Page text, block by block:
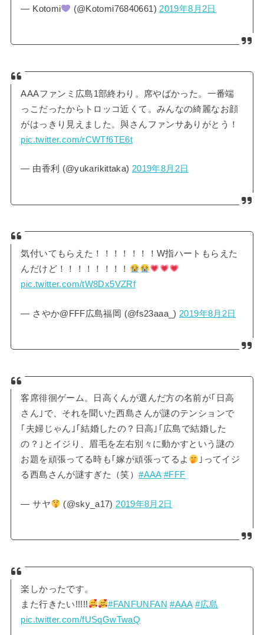
— Kotomi (@Kotomi76840661) 2019年8月2日
AAAファンミ広島1部終わり。席やばかった。一番端
っこだったからトロッコ近くて。みんなの綺麗なお顔
がはっきり見えました。與さんファンサありがとう！
pic.twitter.com/rCWTf6TE6t
— 由香利 (@yukarikittaka) 2019年8月2日
気付いてもらえた！！！！！！！W指ハートもらえた
んだけど！！！！！！！！
pic.twitter.com/tW8Dx5VZRf
— さやか@FFF広島福岡 (@fs23aaa_) 2019年8月2日
客席徘徊ゲーム。日高くんが選んだ方の名前が｢日高
さん｣で、それを聞いた西島さんが謎のテンションで
｢夫婦じゃん｣｢結婚したの？日高｣｢広島で結婚した
の？｣とイジり、眉毛を左右別々に動かすという謎の
お題を頑張ってる時も｢嫁が頑張ってるよ
｣ってイジ
る西島さんが謎すぎた（笑）#AAA #FFF
— サヤ (@sky_a17) 2019年8月2日
楽しかったです。
また行きたい!!!!!
#FANFUNFAN #AAA #広島
pic.twitter.com/fUSqGwTwaQ